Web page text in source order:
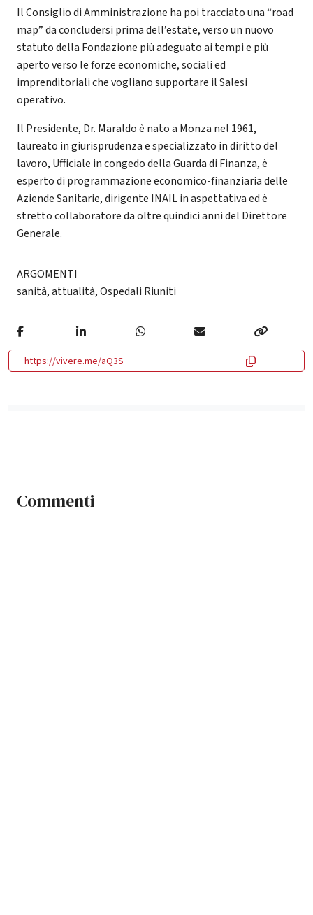
Il Consiglio di Amministrazione ha poi tracciato una “road
map” da concludersi prima dell’estate, verso un nuovo
statuto della Fondazione più adeguato ai tempi e più
aperto verso le forze economiche, sociali ed
imprenditoriali che vogliano supportare il Salesi
operativo.
Il Presidente, Dr. Maraldo è nato a Monza nel 1961,
laureato in giurisprudenza e specializzato in diritto del
lavoro, Ufficiale in congedo della Guarda di Finanza, è
esperto di programmazione economico-finanziaria delle
Aziende Sanitarie, dirigente INAIL in aspettativa ed è
stretto collaboratore da oltre quindici anni del Direttore
Generale.
ARGOMENTI
sanità,attualità,Ospedali Riuniti
https://vivere.me/aQ3S
Commenti